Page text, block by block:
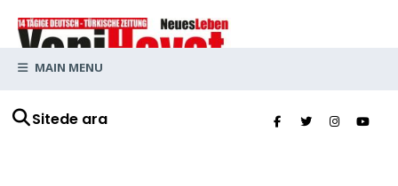
Sitede ara
MAIN MENU